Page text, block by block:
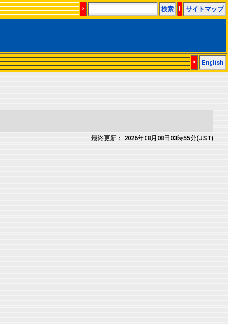
> 検索 | サイトマップ
> English
最終更新： 2026年08月08日03時55分(JST)